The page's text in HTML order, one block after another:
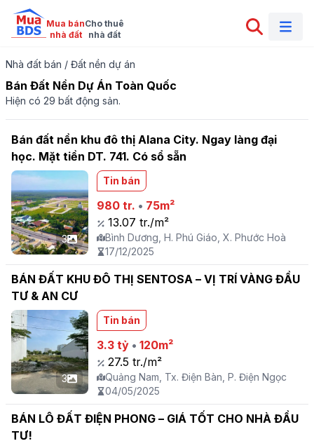
Mua bán
nhà đất
Cho thuê
nhà đất
Nhà đất bán / Đất nền dự án
Bán Đất Nền Dự Án Toàn Quốc
Hiện có 29 bất động sản.
Bán đất nền khu đô thị Alana City. Ngay làng đại
học. Mặt tiền DT. 741. Có sổ sẵn
3
Tin bán
980 tr. • 75m²
13.07 tr./m²
Bình Dương, H. Phú Giáo, X. Phước Hoà
17/12/2025
BÁN ĐẤT KHU ĐÔ THỊ SENTOSA – VỊ TRÍ VÀNG ĐẦU
TƯ & AN CƯ
3
Tin bán
3.3 tỷ •120m²
27.5 tr./m²
Quảng Nam, Tx. Điện Bàn, P. Điện Ngọc
04/05/2025
BÁN LÔ ĐẤT ĐIỆN PHONG – GIÁ TỐT CHO NHÀ ĐẦU
TƯ!